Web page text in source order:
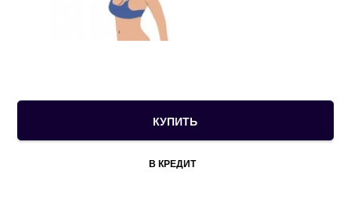
В КРЕДИТ